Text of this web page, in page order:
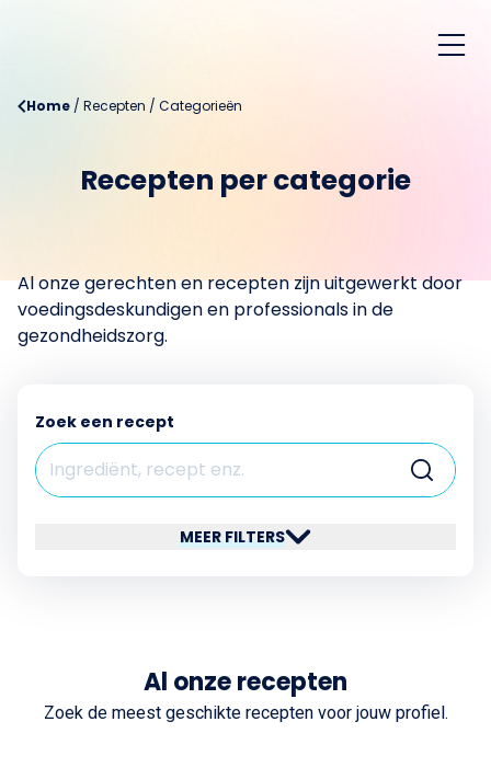
Home / Recepten / Categorieën
Recepten per categorie
Al onze gerechten en recepten zijn uitgewerkt door
voedingsdeskundigen en professionals in de
gezondheidszorg.
Zoek een recept
MEER FILTERS
Al onze recepten
Zoek de meest geschikte recepten voor jouw profiel.